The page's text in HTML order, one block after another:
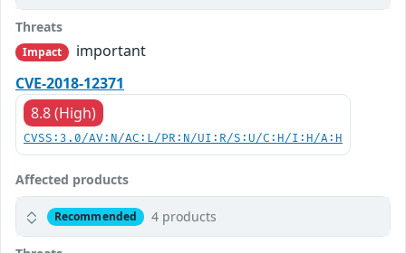
Threats
Impact
important
CVE-2018-12371
8.8 (High)
CVSS:3.0/AV:N/AC:L/PR:N/UI:R/S:U/C:H/I:H/A:H
Affected products
Recommended 4 products